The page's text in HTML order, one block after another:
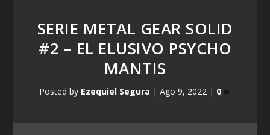
SERIE METAL GEAR SOLID
#2 – EL ELUSIVO PSYCHO
MANTIS
Posted by Ezequiel Segura | Ago 9, 2022 | 0